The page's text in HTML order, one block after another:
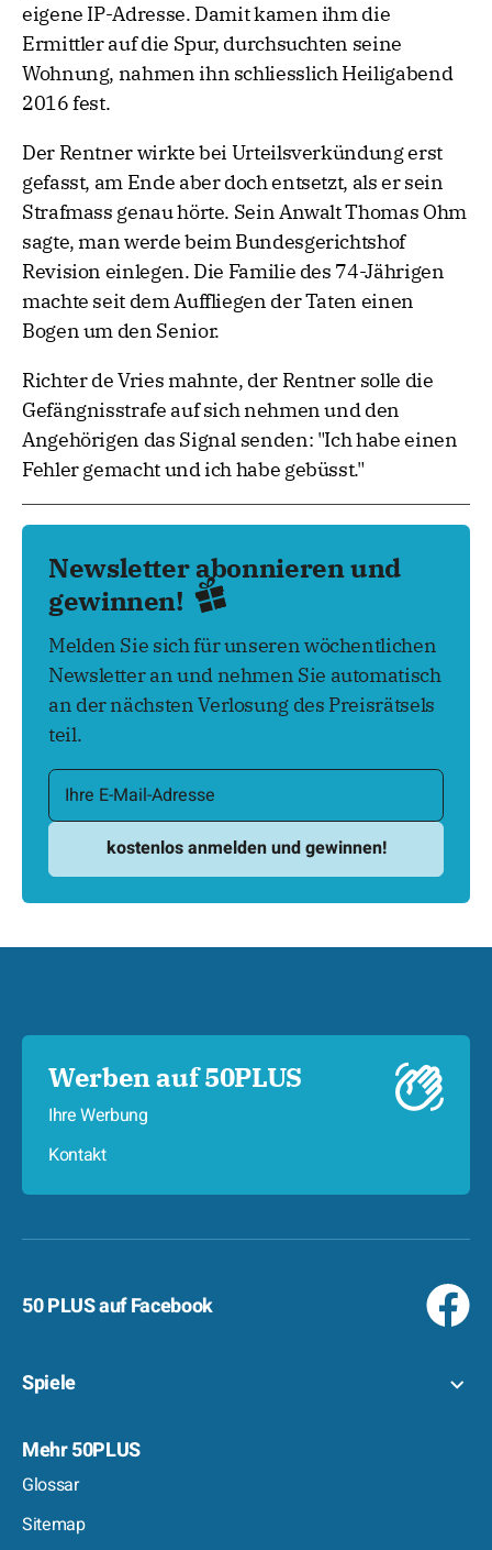
eigene IP-Adresse. Damit kamen ihm die
Ermittler auf die Spur, durchsuchten seine
Wohnung, nahmen ihn schliesslich Heiligabend
2016 fest.
Der Rentner wirkte bei Urteilsverkündung erst
gefasst, am Ende aber doch entsetzt, als er sein
Strafmass genau hörte. Sein Anwalt Thomas Ohm
sagte, man werde beim Bundesgerichtshof
Revision einlegen. Die Familie des 74-Jährigen
machte seit dem Auffliegen der Taten einen
Bogen um den Senior.
Richter de Vries mahnte, der Rentner solle die
Gefängnisstrafe auf sich nehmen und den
Angehörigen das Signal senden: "Ich habe einen
Fehler gemacht und ich habe gebüsst."
Newsletter abonnieren und
gewinnen!
Melden Sie sich für unseren wöchentlichen
Newsletter an und nehmen Sie automatisch
an der nächsten Verlosung des Preisrätsels
teil.
Werben auf 50PLUS
Ihre Werbung
Kontakt
50 PLUS auf Facebook
Spiele
Mehr 50PLUS
Glossar
Sitemap